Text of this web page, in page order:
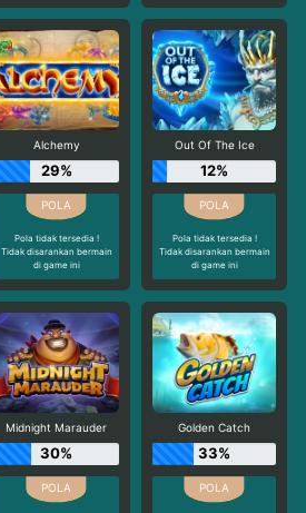
Alchemy
29%
Pola tidak tersedia !
Tidak disarankan bermain
di game ini
Out Of The Ice
12%
Pola tidak tersedia !
Tidak disarankan bermain
di game ini
Midnight Marauder
30%
Golden Catch
33%